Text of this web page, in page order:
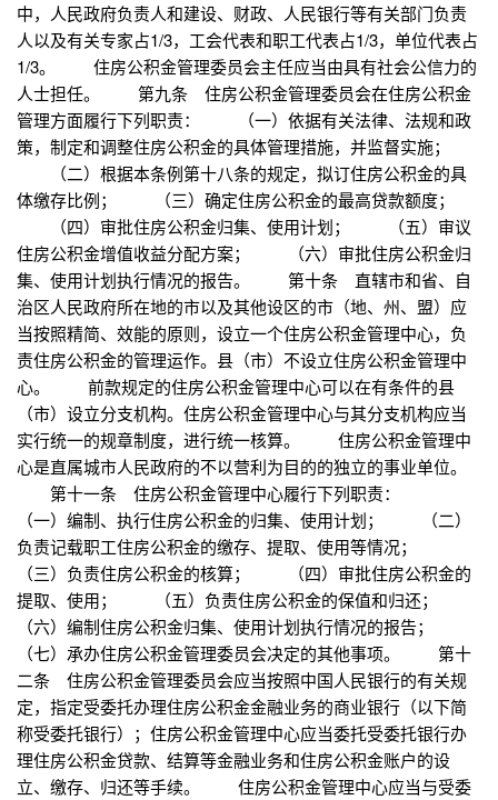
中，人民政府负责人和建设、财政、人民银行等有关部门负责
人以及有关专家占1/3，工会代表和职工代表占1/3，单位代表占
1/3。 住房公积金管理委员会主任应当由具有社会公信力的
人士担任。 第九条 住房公积金管理委员会在住房公积金
管理方面履行下列职责： （一）依据有关法律、法规和政
策，制定和调整住房公积金的具体管理措施，并监督实施；
（二）根据本条例第十八条的规定，拟订住房公积金的具
体缴存比例； （三）确定住房公积金的最高贷款额度；
（四）审批住房公积金归集、使用计划； （五）审议
住房公积金增值收益分配方案； （六）审批住房公积金归
集、使用计划执行情况的报告。 第十条 直辖市和省、自
治区人民政府所在地的市以及其他设区的市（地、州、盟）应
当按照精简、效能的原则，设立一个住房公积金管理中心，负
责住房公积金的管理运作。县（市）不设立住房公积金管理中
心。 前款规定的住房公积金管理中心可以在有条件的县
（市）设立分支机构。住房公积金管理中心与其分支机构应当
实行统一的规章制度，进行统一核算。 住房公积金管理中
心是直属城市人民政府的不以营利为目的的独立的事业单位。
第十一条 住房公积金管理中心履行下列职责：
（一）编制、执行住房公积金的归集、使用计划； （二）
负责记载职工住房公积金的缴存、提取、使用等情况；
（三）负责住房公积金的核算； （四）审批住房公积金的
提取、使用； （五）负责住房公积金的保值和归还；
（六）编制住房公积金归集、使用计划执行情况的报告；
（七）承办住房公积金管理委员会决定的其他事项。 第十
二条 住房公积金管理委员会应当按照中国人民银行的有关规
定，指定受委托办理住房公积金金融业务的商业银行（以下简
称受委托银行）；住房公积金管理中心应当委托受委托银行办
理住房公积金贷款、结算等金融业务和住房公积金账户的设
立、缴存、归还等手续。 住房公积金管理中心应当与受委